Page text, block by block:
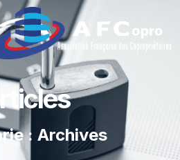
: Archives